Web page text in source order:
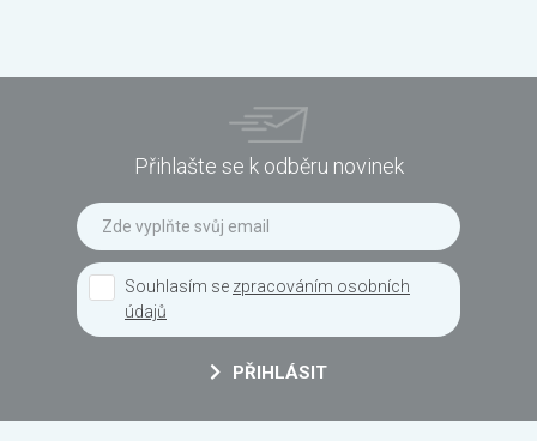
Přihlašte se k odběru novinek
Souhlasím se zpracováním osobních
údajů
PŘIHLÁSIT